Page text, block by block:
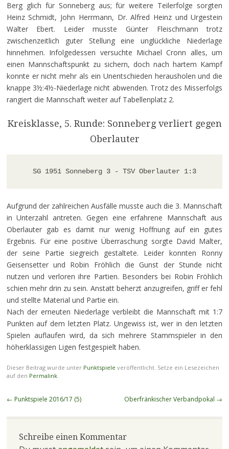
Berg glich für Sonneberg aus; für weitere Teilerfolge sorgten
Heinz Schmidt, John Herrmann, Dr. Alfred Heinz und Urgestein
Walter Ebert. Leider musste Günter Fleischmann trotz
zwischenzeitlich guter Stellung eine unglückliche Niederlage
hinnehmen. Infolgedessen versuchte Michael Cronn alles, um
einen Mannschaftspunkt zu sichern, doch nach hartem Kampf
konnte er nicht mehr als ein Unentschieden herausholen und die
knappe 3½:4½-Niederlage nicht abwenden. Trotz des Misserfolgs
rangiert die Mannschaft weiter auf Tabellenplatz 2.
Kreisklasse, 5. Runde: Sonneberg verliert gegen
Oberlauter
SG 1951 Sonneberg 3 - TSV Oberlauter 1:3
Aufgrund der zahlreichen Ausfälle musste auch die 3. Mannschaft
in Unterzahl antreten. Gegen eine erfahrene Mannschaft aus
Oberlauter gab es damit nur wenig Hoffnung auf ein gutes
Ergebnis. Für eine positive Überraschung sorgte David Malter,
der seine Partie siegreich gestaltete. Leider konnten Ronny
Geisensetter und Robin Fröhlich die Gunst der Stunde nicht
nutzen und verloren ihre Partien. Besonders bei Robin Fröhlich
schien mehr drin zu sein. Anstatt beherzt anzugreifen, griff er fehl
und stellte Material und Partie ein.
Nach der erneuten Niederlage verbleibt die Mannschaft mit 1:7
Punkten auf dem letzten Platz. Ungewiss ist, wer in den letzten
Spielen auflaufen wird, da sich mehrere Stammspieler in den
höherklassigen Ligen festgespielt haben.
Dieser Beitrag wurde unter Punktspiele veröffentlicht. Setze ein Lesezeichen
auf den Permalink.
Beitragsnavigation
← Punktspiele 2016/17 (5) Oberfränkischer Verbandpokal →
Schreibe einen Kommentar